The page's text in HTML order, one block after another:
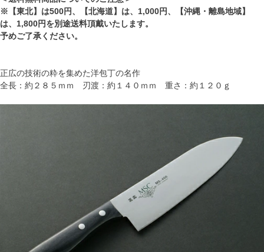
※【東北】は500円、【北海道】は、1,000円、【沖縄・離島地域】
は、1,800円を別途送料頂戴いたします。
予めご了承ください。
正広の技術の粋を集めた洋包丁の名作
全長：約２８５ｍｍ 刃渡：約１４０ｍｍ 重さ：約１２０ｇ